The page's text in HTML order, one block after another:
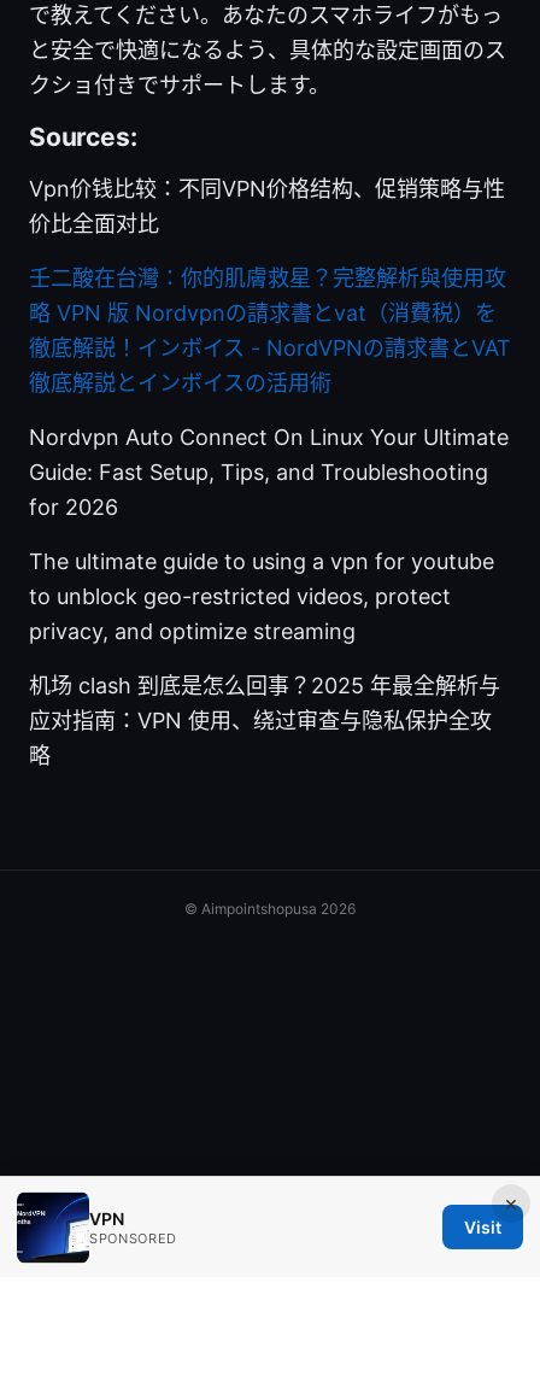
で教えてください。あなたのスマホライフがもっ
と安全で快適になるよう、具体的な設定画面のス
クショ付きでサポートします。
Sources:
Vpn价钱比较：不同VPN价格结构、促销策略与性
价比全面对比
壬二酸在台灣：你的肌膚救星？完整解析與使用攻
略 VPN 版 Nordvpnの請求書とvat（消費税）を
徹底解説！インボイス - NordVPNの請求書とVAT
徹底解説とインボイスの活用術
Nordvpn Auto Connect On Linux Your Ultimate
Guide: Fast Setup, Tips, and Troubleshooting
for 2026
The ultimate guide to using a vpn for youtube
to unblock geo-restricted videos, protect
privacy, and optimize streaming
机场 clash 到底是怎么回事？2025 年最全解析与
应对指南：VPN 使用、绕过审查与隐私保护全攻
略
×
VPN
SPONSORED
Visit
© Aimpointshopusa 2026